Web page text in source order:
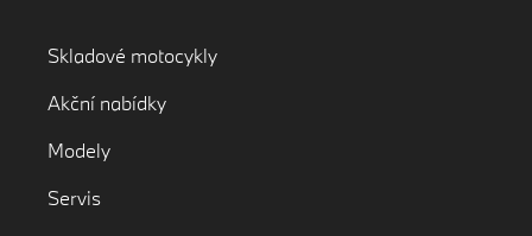
Skladové motocykly
Akční nabídky
Modely
Servis